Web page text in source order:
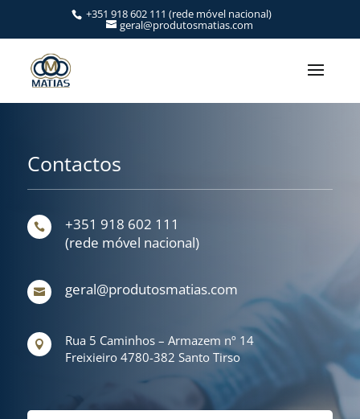
+351 918 602 111 (rede móvel nacional)
geral@produtosmatias.com
Contactos

+351 918 602 111
(rede móvel nacional)
 geral@produtosmatias.com

Rua 5 Caminhos – Armazem nº 14
Freixieiro 4780-382 Santo Tirso